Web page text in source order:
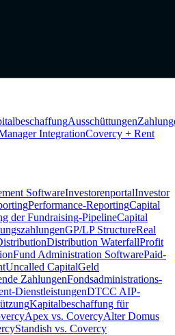
Ausschüttungen
IntegrationCovercy + Rent
SoftwareInvestorenportalInvestor
Performance-ReportingCapital
der Fundraising-PipelineCapital
GP/LP StructureReal
Distribution WaterfallProfit
Fund Administration SoftwarePaid-
Uncalled CapitalGeld
ZahlungenFondsadministrations-
DienstleistungenDTCC AIP-
Kapitalbeschaffung für
Apex vs. CovercyAlter Domus
Standish vs. Covercy